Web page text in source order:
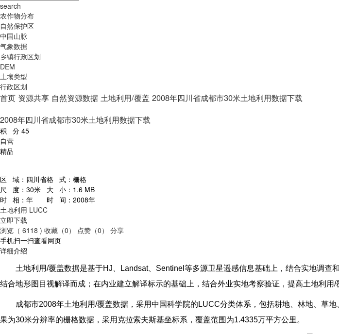
search
农作物分布
自然保护区
中国山脉
气象数据
乡镇行政区划
DEM
土壤类型
行政区划
首页 资源共享 自然资源数据 土地利用/覆盖 2008年四川省成都市30米土地利用数据下载
2008年四川省成都市30米土地利用数据下载
积 分 45
自营
精品
区 域： 四川省格 式： 栅格
尺 度： 30米 大 小： 1.6 MB
时 相： 年 时 间： 2008年
土地利用 LUCC
立即下载
浏览（ 6118 ) 收藏（0） 点赞（0）
分享
手机扫一扫查看网页
详细介绍
土地利用/覆盖数据是基于HJ、Landsat、Sentinel等多源卫星遥感信息基础上，结合实地调
结合地形图目视解译而成；在内业建立解译标示的基础上，结合外业实地考察验证，提高土地利用/
成都市2008年土地利用/覆盖数据，采用中国科学院的LUCC分类体系，包括耕地、林地、草
果为30米分辨率的栅格数据，采用克拉索夫斯基坐标系，覆盖范围为1.4335万平方公里。